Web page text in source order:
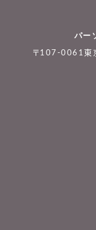
パー
〒107-0061東